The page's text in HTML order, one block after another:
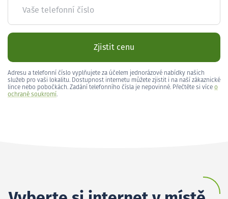
Vaše telefonní číslo
Zjistit cenu
Adresu a telefonní číslo vyplňujete za účelem jednorázové nabídky našich
služeb pro vaši lokalitu. Dostupnost internetu můžete zjistit i na naší zákaznické
lince nebo pobočkách. Zadání telefonního čísla je nepovinné. Přečtěte si více o
ochraně soukromí.